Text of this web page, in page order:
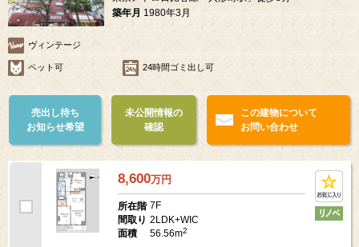
築年月 1980年3月
ヴィンテージ
ペット可 24時間ゴミ出し可
売出し待ち
お知らせ希望
未公開情報の
確認
この建物について
お問い合わせ
8,600万円
所在階 7F
間取り 2LDK+WIC
面積
56.56m2